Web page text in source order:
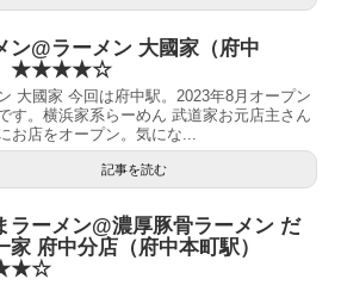
ン@ラーメン 大國家（府中
★★★★☆
大國家 今回は府中駅。2023年8月オープン
す。横浜家系らーめん 武道家お元店主さん
お店をオープン。気にな...
記事を読む
ラーメン@濃厚豚骨ラーメン だ
家 府中分店（府中本町駅）